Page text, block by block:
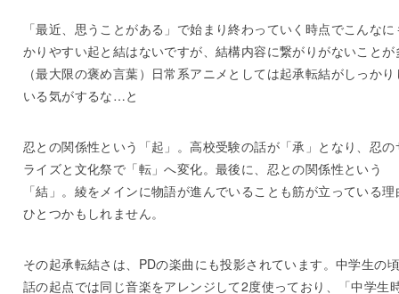
「最近、思うことがある」で始まり終わっていく時点でこんなに
かりやすい起と結はないですが、結構内容に繋がりがないことが
（最大限の褒め言葉）日常系アニメとしては起承転結がしっかり
いる気がするな…と
忍との関係性という「起」。高校受験の話が「承」となり、忍の
ライズと文化祭で「転」へ変化。最後に、忍との関係性という
「結」。綾をメインに物語が進んでいることも筋が立っている理
ひとつかもしれません。
その起承転結さは、PDの楽曲にも投影されています。中学生の
話の起点では同じ音楽をアレンジして2度使っており、「中学生